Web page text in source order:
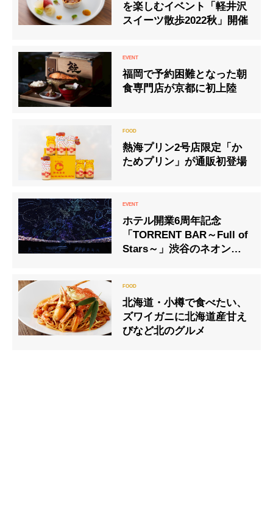
を楽しむイベント「軽井沢
スイーツ散歩2022秋」開催
福岡で予約困難となった朝
食専門店が京都に初上陸
熱海プリン2号店限定「か
ためプリン」が通販初登場
ホテル開業6周年記念
「TORRENT BAR～Full of
Stars～」渋谷のネオンに
北海道・小樽で食べたい、
ズワイガニに北海道産甘え
びなど北のグルメ